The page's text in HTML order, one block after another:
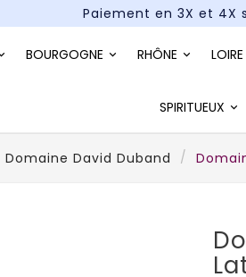
Paiement en 3X et 4X
BOURGOGNE RHÔNE LOIRE
SPIRITUEUX
Domaine David Duband